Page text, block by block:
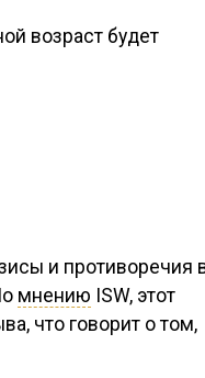
возраст будет
и противоречия
мнению ISW, этот
что говорит о том,